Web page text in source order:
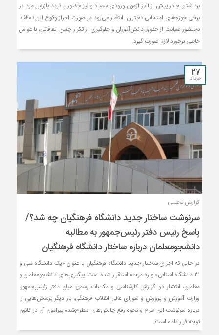
برداشتن چادر پیش از آغاز آزمون ورودی سمپاد و نیز حضور یا تردد بازرس مرد در
برخی حوزه‌های امتحانی دختران، انتظار می‌رود در صورت احراز وقوع این تخلف،
به‌منظور صیانت از حقوق دانش‌آموزان و جلوگیری از تکرار چنین اتفاقاتی، با عوامل
خاطی برخورد لازم صورت گیرد.
27
خرداد
گزارش تحلیلی
سرنوشت ساختار جدید دانشگاه فرهنگیان چه شد؟/
پاسخ رئیس دفتر رئیس‌جمهور به مطالبه
دانشجومعلمان درباره ساختار دانشگاه فرهنگیان
در حالی که اجرای ساختار جدید دانشگاه فرهنگیان با عنوان «یک دانشگاه ملی و
۳۱ دانشگاه استانی» وارد مرحله استقرار شده است، پیگیری‌های دانشجومعلمان و
معلمان، انتشار دو گزارش کارشناسی و مکاتبات رسمی میان دفتر رئیس‌جمهور،
وزارت آموزش و پرورش و شورای عالی انقلاب فرهنگی، بار دیگر پرسش‌هایی را
درباره سرنوشت این طرح و نحوه رفع چالش‌های مطرح‌شده پیرامون آن در کانون
توجه قرار داده است.